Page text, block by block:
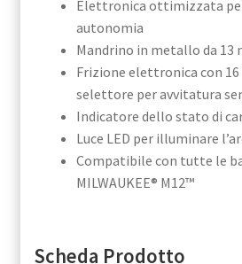
Elettronica ottimizzata
autonomia
Mandrino in metallo da 13
Frizione elettronica con
selettore per avvitatura
Indicatore dello stato di
Luce LED per illuminare
Compatibile con tutte le
MILWAUKEE® M12™
Scheda Prodotto